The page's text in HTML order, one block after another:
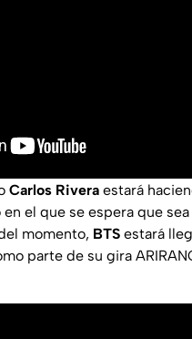
Carlos Rivera estará
en el que se espera que
momento, BTS estará
parte de su gira